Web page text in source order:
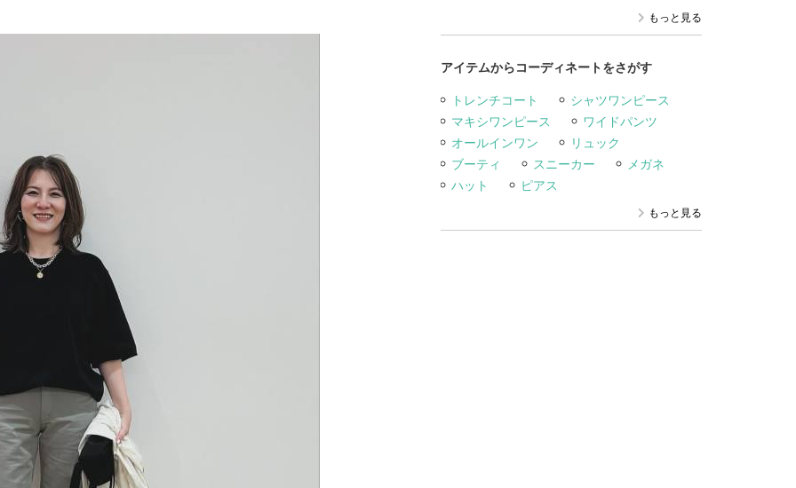
もっと見る
アイテムからコーディネートをさがす
トレンチコート
シャツワンピース
マキシワンピース
ワイドパンツ
オールインワン
リュック
ブーティ
スニーカー
メガネ
ハット
ピアス
もっと見る